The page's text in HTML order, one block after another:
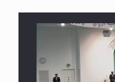
عليها.. ليس